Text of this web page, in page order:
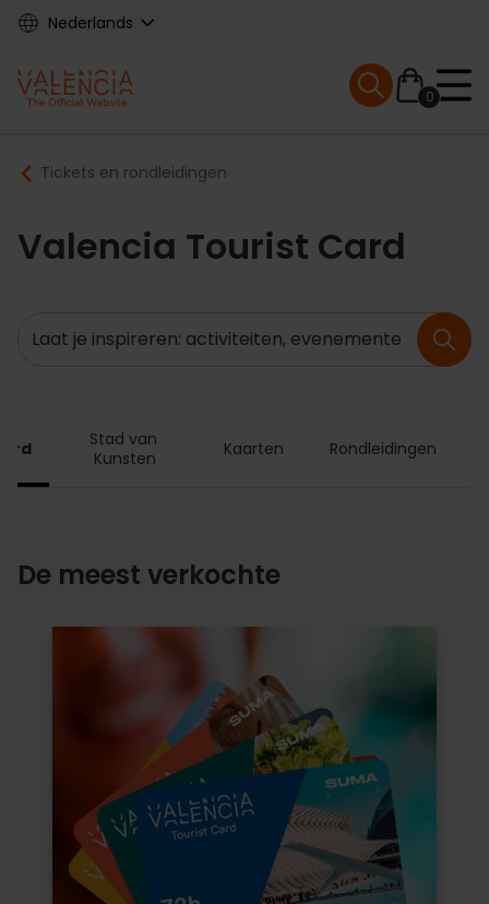
Skip
content
Nederlands
Main
navigation
0
Mobile menu
Breadcrumb
Tickets en rondleidingen
Valencia Tourist Card
Zoeken
Stad van
Kunsten
Kaarten Rondleidingen
De meest verkochte